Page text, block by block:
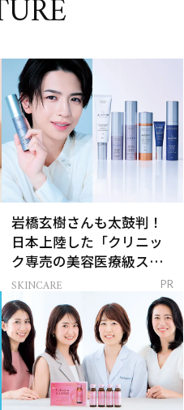
岩橋玄樹さんも太鼓判！
日本上陸した「クリニッ
ク専売の美容医療級スキ
ンケア」
SKINCARE PR